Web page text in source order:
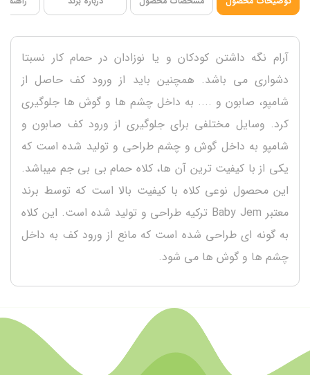
آرام نگه داشتن کودکان و یا نوزادان در حمام کار نسبتا
دشواری می باشد. همچنین باید از ورود کف حاصل از
شامپو، صابون و .... به داخل چشم ها و گوش ها جلوگیری
کرد. وسایل مختلفی برای جلوگیری از ورود کف صابون و
شامپو به داخل گوش و چشم طراحی و تولید شده است که
یکی از با کیفیت ترین آن ها، کلاه حمام بی بی جم میباشد.
این محصول نوعی کلاه با کیفیت بالا است که توسط برند
معتبر Baby Jem ترکیه طراحی و تولید شده است. این کلاه
به گونه ای طراحی شده است که مانع از ورود کف به داخل
چشم ها و گوش ها می شود.